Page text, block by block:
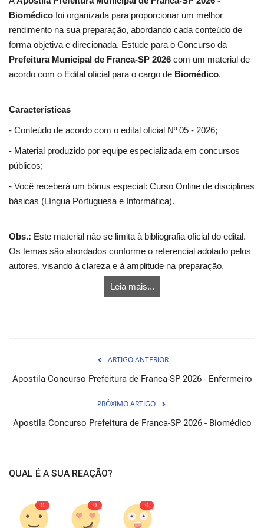
Biomédico foi organizada para proporcionar um melhor
rendimento na sua preparação, abordando cada conteúdo de
forma objetiva e direcionada. Estude para o Concurso da
Prefeitura Municipal de Franca-SP 2026 com um material de
acordo com o Edital oficial para o cargo de Biomédico.
Características
- Conteúdo de acordo com o edital oficial Nº 05 - 2026;
- Material produzido por equipe especializada em concursos
públicos;
- Você receberá um bônus especial: Curso Online de disciplinas
básicas (Língua Portuguesa e Informática).
Obs.: Este material não se limita à bibliografia oficial do edital.
Os temas são abordados conforme o referencial adotado pelos
autores, visando à clareza e à amplitude na preparação.
Leia mais...
ARTIGO ANTERIOR
Apostila Concurso Prefeitura de Franca-SP 2026 - Enfermeiro
PRÓXIMO ARTIGO
Apostila Concurso Prefeitura de Franca-SP 2026 - Biomédico
QUAL É A SUA REAÇÃO?
0 0 0